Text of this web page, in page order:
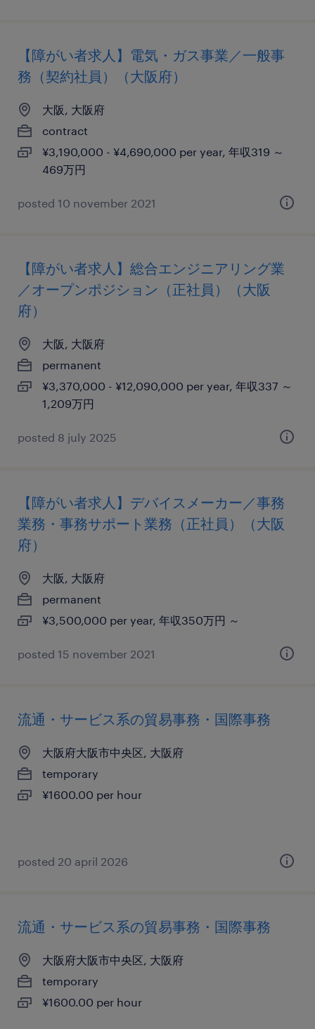
【障がい者求人】電気・ガス事業／一般事
務（契約社員）（大阪府）
大阪, 大阪府
contract
¥3,190,000 - ¥4,690,000 per year, 年収319 ～
469万円
posted 10 november 2021
【障がい者求人】総合エンジニアリング業
／オープンポジション（正社員）（大阪
府）
大阪, 大阪府
permanent
¥3,370,000 - ¥12,090,000 per year, 年収337 ～
1,209万円
posted 8 july 2025
【障がい者求人】デバイスメーカー／事務
業務・事務サポート業務（正社員）（大阪
府）
大阪, 大阪府
permanent
¥3,500,000 per year, 年収350万円 ～
posted 15 november 2021
流通・サービス系の貿易事務・国際事務
大阪府大阪市中央区, 大阪府
temporary
¥1600.00 per hour
posted 20 april 2026
流通・サービス系の貿易事務・国際事務
大阪府大阪市中央区, 大阪府
temporary
¥1600.00 per hour